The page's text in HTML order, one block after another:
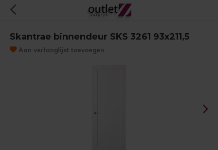
Skantrae binnendeur SKS 3261 93x211,5
Aan verlanglijst toevoegen